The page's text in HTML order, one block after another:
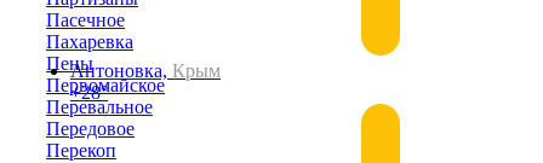
Антоновка, Крым
+28°
Пасечное
Пахаревка
Пены
Первомайское
Перевальное
Передовое
Перекоп